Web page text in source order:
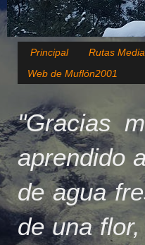
Principal Rutas
Web de Muflón2001
"Gracias
aprendido
de agua
de una